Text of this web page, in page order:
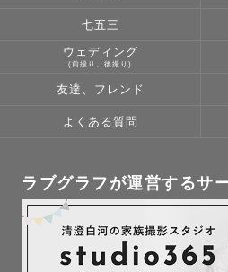
I also specialize in surprise
and your unique story
일본 현지 사진작가만이 담아낼
일본의 감성과 특별한 순간을 남
한국에 유학한 경험이 있어
한국어로 편하게 연락 주세요💛
七五三
ウェディング
(前撮り、後撮り)
友達、フレンド
よくある質問
ラブグラフが運営するサ